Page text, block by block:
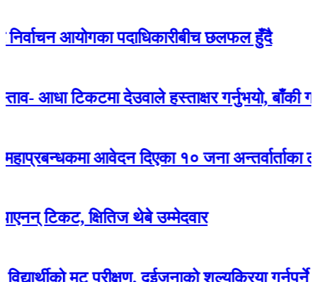
आयोगका पदाधिकारीबीच छलफल हुँदै
टिकटमा देउवाले हस्ताक्षर गर्नुभयो, बाँकी गगनले
आवेदन दिएका १० जना अन्तर्वार्ताका लागि
क्षितिज थेबे उम्मेदवार
मुटु परीक्षण, दुईजनाको शल्यक्रिया गर्नुपर्ने